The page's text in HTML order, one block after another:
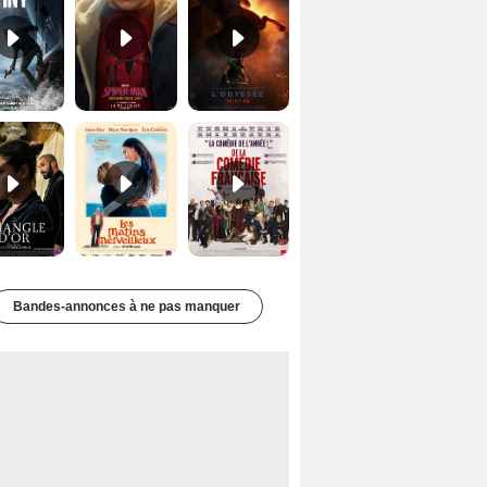
Le Triangle d'or Bande-annonce VF De la Comédie-Française Teaser VF
Bandes-annonces à ne pas manquer